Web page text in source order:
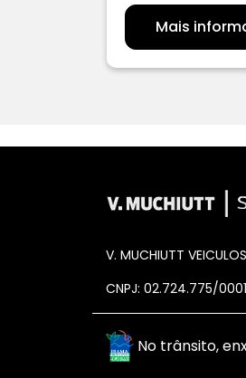
Mais
V. MUCHIUTT
CNPJ: 02.724.775/
No trânsito,